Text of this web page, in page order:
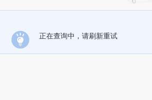
正在查询中，请刷新重试